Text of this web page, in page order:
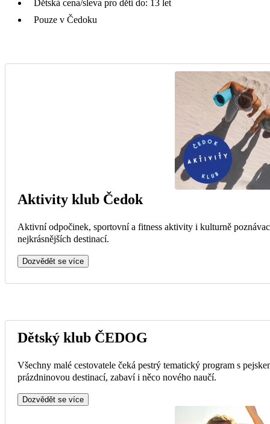
Dětská cena/sleva pro děti do: 13 let
Pouze v Čedoku
Aktivity klub Čedok
Aktivní odpočinek, sportovní a fitness aktivity i kulturně
nejkrásnějších destinací.
Dozvědět se více
Dětský klub ČEDOG
Všechny malé cestovatele čeká pestrý tematický program s
prázdninovou destinací, zabaví i něco nového naučí.
Dozvědět se více